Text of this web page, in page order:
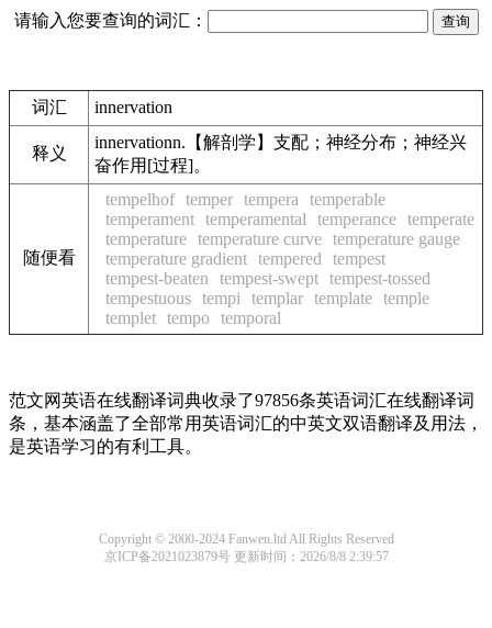
请输入您要查询的词汇：
词汇 innervation
释义
innervationn.【解剖学】支配；神经分布；神经兴
奋作用[过程]。
随便看
tempelhof temper tempera
temperable
temperament temperamental temperance temperate
temperature temperature curve temperature gauge
temperature gradient tempered
tempest
tempest-beaten
tempest-swept tempest-tossed
tempestuous tempi templar template temple
templet tempo temporal
范文网英语在线翻译词典收录了97856条英语词汇在线翻译词
条，基本涵盖了全部常用英语词汇的中英文双语翻译及用法，
是英语学习的有利工具。
Copyright © 2000-2024 Fanwen.ltd All Rights Reserved
京ICP备2021023879号更新时间：2026/8/8 2:39:57